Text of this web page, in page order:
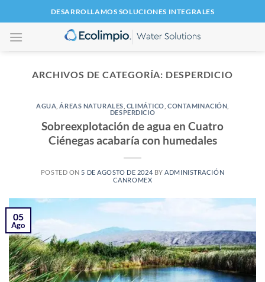
al
contenido
DESARROLLAMOS SOLUCIONES INTEGRALES
ARCHIVOS DE CATEGORÍA: DESPERDICIO
AGUA ,ÁREAS NATURALES CLIMÁTICO ,CONTAMINACIÓN
DESPERDICIO
Sobreexplotación de agua en Cuatro
Ciénegas acabaría con humedales
POSTED ON 5 DE AGOSTO DE 2024 BY ADMINISTRACIÓN
CANROMEX
05
Ago